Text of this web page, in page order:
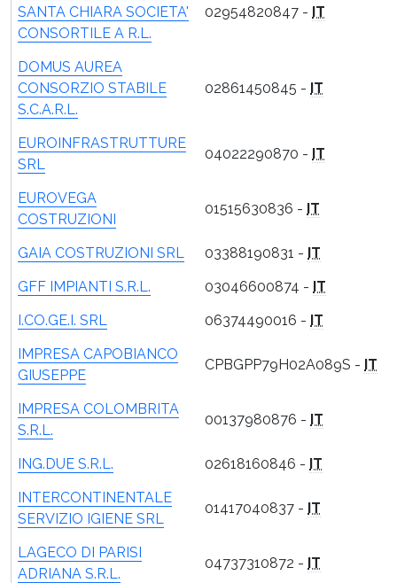
SANTA CHIARA SOCIETA'
CONSORTILE A R.L.
02954820847 - IT
DOMUS AUREA
CONSORZIO STABILE
S.C.A.R.L.
02861450845 - IT
EUROINFRASTRUTTURE
SRL
04022290870 - IT
EUROVEGA
COSTRUZIONI
01515630836 - IT
GAIA COSTRUZIONI SRL 03388190831 - IT
GFF IMPIANTI S.R.L.
03046600874 - IT
I.CO.GE.I. SRL
06374490016 - IT
IMPRESA CAPOBIANCO
GIUSEPPE
CPBGPP79H02A089S - IT
IMPRESA COLOMBRITA
S.R.L.
00137980876 - IT
ING.DUE S.R.L. 02618160846 - IT
INTERCONTINENTALE
SERVIZIO IGIENE SRL
01417040837 - IT
LAGECO DI PARISI
ADRIANA S.R.L.
04737310872 - IT